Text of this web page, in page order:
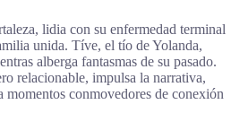
lidia con su enfermedad terminal
unida. Tíve, el tío de Yolanda,
alberga fantasmas de su pasado.
relacionable, impulsa la narrativa,
momentos conmovedores de conexión